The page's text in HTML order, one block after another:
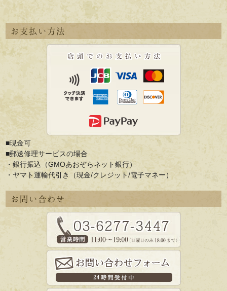
お支払い方法
■現金可
■郵送修理サービスの場合
・銀行振込（GMOあおぞらネット銀行）
・ヤマト運輸代引き（現金/クレジット/電子マネー）
お問い合わせ